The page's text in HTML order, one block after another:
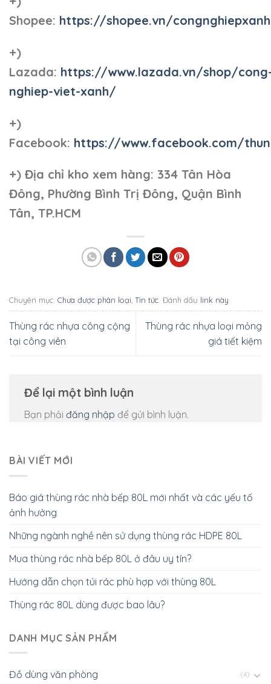
Shopee: https://shopee.vn/
+)
Lazada: https://www.lazada.vn/shop/
nghiep-viet-xanh/
+)
Facebook: https://www.facebook.com/
+) Địa chỉ kho xem hàng: 334 Tân Hòa
Đông, Phường Bình Trị Đông, Quận Bình
Tân, TP.HCM
Chuyên mục: Chưa được phân loại Tin tức . Đánh dấu link này
Thùng rác nhựa công cộng
tại công viên
Thùng rác nhựa loại mỏng
giá tiết kiệm
Để lại một bình luận
Bạn phải đăng nhập để gửi bình luận.
BÀI VIẾT MỚI
Báo giá thùng rác nhà bếp 80L mới nhất và các yếu tố
ảnh hưởng
Những ngành nghề nên sử dụng thùng rác HDPE 80L
Mua thùng rác nhà bếp 80L ở đâu uy tín?
Hướng dẫn chọn túi rác phù hợp với thùng 80L
Thùng rác 80L dùng được bao lâu?
DANH MỤC SẢN PHẨM
Đồ dùng văn phòng (4)